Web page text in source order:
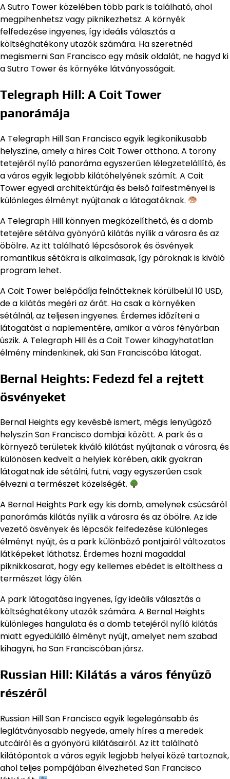
A Sutro Tower közelében több park is található, ahol
megpihenhetsz vagy piknikezhetsz. A környék
felfedezése ingyenes, így ideális választás a
költséghatékony utazók számára. Ha szeretnéd
megismerni San Francisco egy másik oldalát, ne hagyd ki
a Sutro Tower és környéke látványosságait.
Telegraph Hill: A Coit Tower
panorámája
A Telegraph Hill San Francisco egyik legikonikusabb
helyszíne, amely a híres Coit Tower otthona. A torony
tetejéről nyíló panoráma egyszerűen lélegzetelállító, és
a város egyik legjobb kilátóhelyének számít. A Coit
Tower egyedi architektúrája és belső falfestményei is
különleges élményt nyújtanak a látogatóknak.
A Telegraph Hill könnyen megközelíthető, és a domb
tetejére sétálva gyönyörű kilátás nyílik a városra és az
öbölre. Az itt található lépcsősorok és ösvények
romantikus sétákra is alkalmasak, így pároknak is kiváló
program lehet.
A Coit Tower belépődíja felnőtteknek körülbelül 10 USD,
de a kilátás megéri az árát. Ha csak a környéken
sétálnál, az teljesen ingyenes. Érdemes időzíteni a
látogatást a naplementére, amikor a város fényárban
úszik. A Telegraph Hill és a Coit Tower kihagyhatatlan
élmény mindenkinek, aki San Franciscóba látogat.
Bernal Heights: Fedezd fel a rejtett
ösvényeket
Bernal Heights egy kevésbé ismert, mégis lenyűgöző
helyszín San Francisco dombjai között. A park és a
környező területek kiváló kilátást nyújtanak a városra, és
különösen kedvelt a helyiek körében, akik gyakran
látogatnak ide sétálni, futni, vagy egyszerűen csak
élvezni a természet közelségét.
A Bernal Heights Park egy kis domb, amelynek csúcsáról
panorámás kilátás nyílik a városra és az öbölre. Az ide
vezető ösvények és lépcsők felfedezése különleges
élményt nyújt, és a park különböző pontjairól változatos
látképeket láthatsz. Érdemes hozni magaddal
piknikkosarat, hogy egy kellemes ebédet is eltölthess a
természet lágy ölén.
A park látogatása ingyenes, így ideális választás a
költséghatékony utazók számára. A Bernal Heights
különleges hangulata és a domb tetejéről nyíló kilátás
miatt egyedülálló élményt nyújt, amelyet nem szabad
kihagyni, ha San Franciscóban jársz.
Russian Hill: Kilátás a város fényűző
részéről
Russian Hill San Francisco egyik legelegánsabb és
leglátványosabb negyede, amely híres a meredek
utcáiról és a gyönyörű kilátásairól. Az itt található
kilátópontok a város egyik legjobb helyei közé tartoznak,
ahol teljes pompájában élvezheted San Francisco